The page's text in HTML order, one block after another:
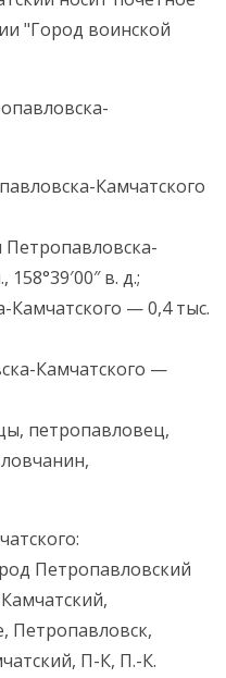
"Город воинской
Камчатского
Петропавловска-
в. д.;
Камчатского — 0,4 тыс.
Камчатского —
петропавловец,
Петропавловский
Петропавловск,
П-К, П.-К.